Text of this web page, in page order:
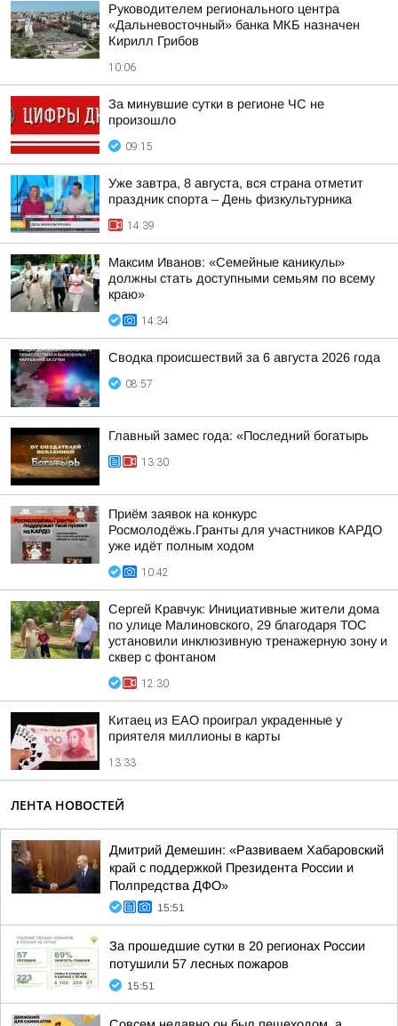
Руководителем регионального центра
«Дальневосточный» банка МКБ назначен
Кирилл Грибов
10:06
За минувшие сутки в регионе ЧС не
произошло
09:15
Уже завтра, 8 августа, вся страна отметит
праздник спорта – День физкультурника
14:39
Максим Иванов: «Семейные каникулы»
должны стать доступными семьям по всему
краю»
14:34
Сводка происшествий за 6 августа 2026 года
08:57
Главный замес года: «Последний богатырь
13:30
Приём заявок на конкурс
Росмолодёжь.Гранты для участников КАРДО
уже идёт полным ходом
10:42
Сергей Кравчук: Инициативные жители дома
по улице Малиновского, 29 благодаря ТОС
установили инклюзивную тренажерную зону и
сквер с фонтаном
12:30
Китаец из ЕАО проиграл украденные у
приятеля миллионы в карты
13:33
ЛЕНТА НОВОСТЕЙ
Дмитрий Демешин: «Развиваем Хабаровский
край с поддержкой Президента России и
Полпредства ДФО»
15:51
За прошедшие сутки в 20 регионах России
потушили 57 лесных пожаров
15:51